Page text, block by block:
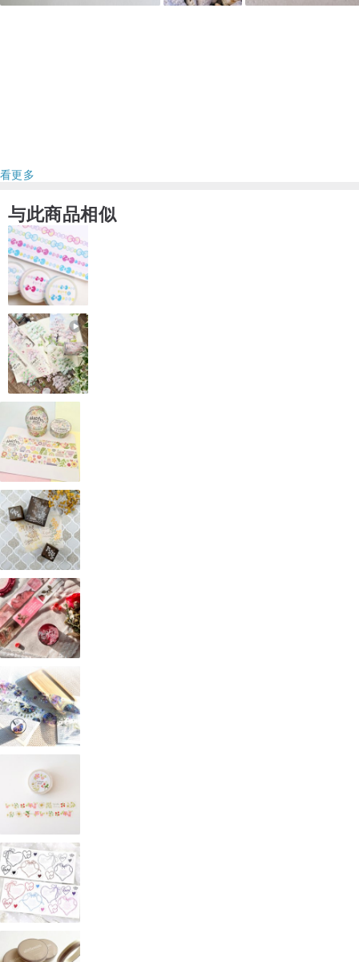
Step2.将做好记号的线绳，平放于尺上测量长度，即可得到自己的手
围大小。
／产地/制造方式／
台湾
看更多
与此商品相似